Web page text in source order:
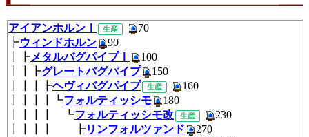
アイアンホルンⅠ 生産
70
┣ウィンドホルン
90
┃┣メタルバグパイプⅠ
100
┃┃┣グレートバグパイプ
150
┃┃┃┣ヘヴィバグパイプ 生産
160
┃┃┃┃┗フォルティッシモ
180
┃┃┃┃ ┗フォルティッシモ改 生産
┃┃┃┃ ┣リンフォルツァンド
270